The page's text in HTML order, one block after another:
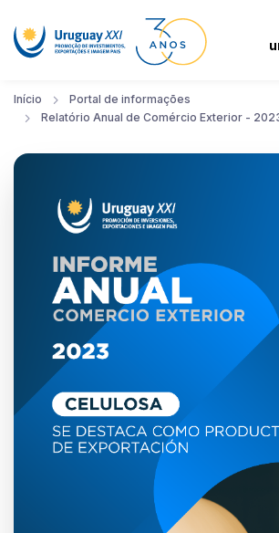
Início
Portal de informações
Relatório Anual de Comércio Exterior -